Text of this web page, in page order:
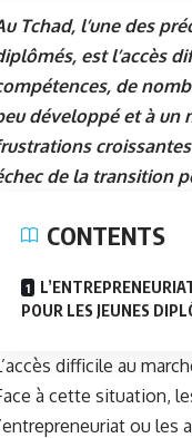
Tchad, l’une des
est l’accès
de
développé et à un
de la transition
CONTENTS
POUR LES JEUNES
difficile au
à cette situation,
ou